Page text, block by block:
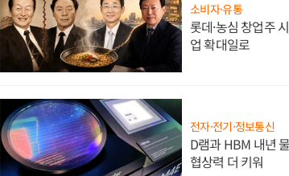
소비자·유통
롯데·농심 창업주
업 확대일로
전자·전기·정보통신
D램과 HBM 내년
협상력 더 키워